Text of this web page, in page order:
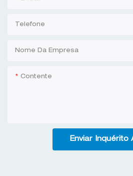
Telefone
Nome Da Empresa
Contente
Enviar Inquérito